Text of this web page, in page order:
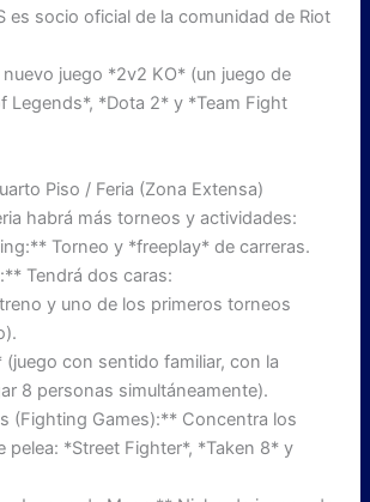
es socio oficial de la comunidad de Riot
juego *2v2 KO* (un juego de
Legends*, *Dota 2* y *Team Fight
Piso / Feria (Zona Extensa)
habrá más torneos y actividades:
Torneo y *freeplay* de carreras.
Tendrá dos caras:
y uno de los primeros torneos
con sentido familiar, con la
8 personas simultáneamente).
(Fighting Games):** Concentra los
pelea: *Street Fighter*, *Taken 8* y